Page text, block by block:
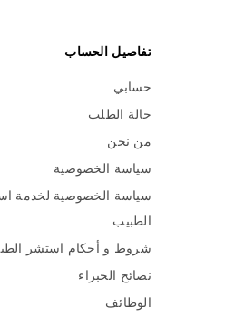
تفاصيل الحساب
حسابي
حالة الطلب
من نحن
سياسة الخصوصية
سياسة الخصوصية لخدمة
الطبيب
شروط و أحكام استشر
نصائح الخبراء
الوظائف